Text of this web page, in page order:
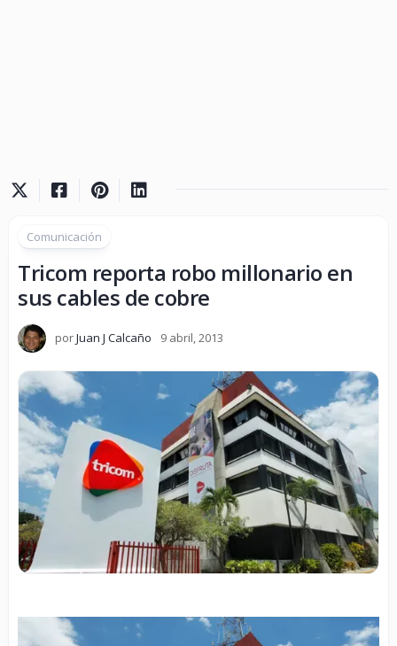
Comunicación
Tricom reporta robo millonario en
sus cables de cobre
porJuan J Calcaño 9 abril, 2013